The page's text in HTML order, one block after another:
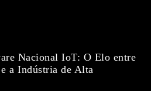
Nacional IoT: O Elo entre
a Indústria de Alta